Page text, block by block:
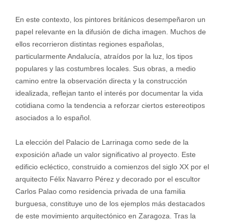
En este contexto, los pintores británicos desempeñaron un
papel relevante en la difusión de dicha imagen. Muchos de
ellos recorrieron distintas regiones españolas,
particularmente Andalucía, atraídos por la luz, los tipos
populares y las costumbres locales. Sus obras, a medio
camino entre la observación directa y la construcción
idealizada, reflejan tanto el interés por documentar la vida
cotidiana como la tendencia a reforzar ciertos estereotipos
asociados a lo español.
La elección del Palacio de Larrinaga como sede de la
exposición añade un valor significativo al proyecto. Este
edificio ecléctico, construido a comienzos del siglo XX por el
arquitecto Félix Navarro Pérez y decorado por el escultor
Carlos Palao como residencia privada de una familia
burguesa, constituye uno de los ejemplos más destacados
de este movimiento arquitectónico en Zaragoza. Tras la